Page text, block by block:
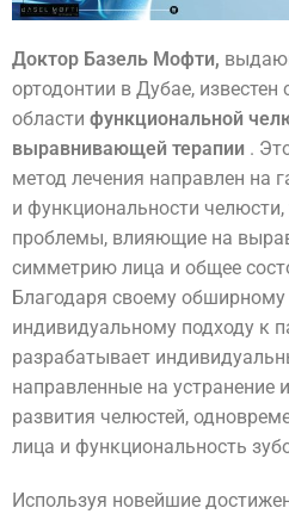
Доктор Базель Мофти,
ортодонтии в Дубае,
области функциональной
выравнивающей терапии .
метод лечения направлен на
и функциональности
проблемы, влияющие на
симметрию лица и общее
Благодаря своему
индивидуальному подходу к
разрабатывает
направленные на устранение
развития челюстей,
лица и функциональность
Используя новейшие